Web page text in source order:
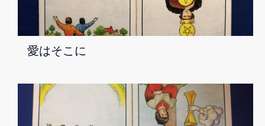
愛はそこに